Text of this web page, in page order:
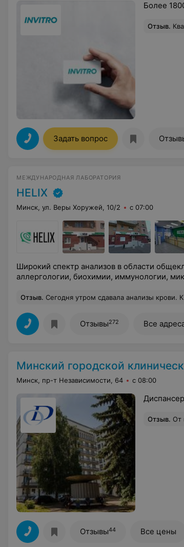
Более
Отзыв.
Задать вопрос
МЕЖДУНАРОДНАЯ ЛАБОРАТОРИЯ
HELIX
Минск, ул. Веры Хоружей, 10/2 с 07:00
Широкий спектр анализов в области
аллергологии, биохимии, иммунологии,
Отзыв. Сегодня утром сдавала анализы крови. К сожалению, не посмотрела имя девушки, которая брала анализ, но она просто
Отзывы272 Все
Минский городской
Минск, пр-т Независимости, 64 с 08:00
Отзыв. От всей души выражаю ОГРОМНУЮ
Отзывы44 Все цены